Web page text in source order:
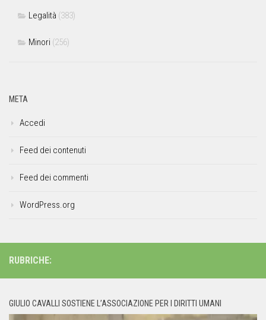
Legalità (383)
Minori (256)
META
Accedi
Feed dei contenuti
Feed dei commenti
WordPress.org
RUBRICHE:
GIULIO CAVALLI SOSTIENE L’ASSOCIAZIONE PER I DIRITTI UMANI